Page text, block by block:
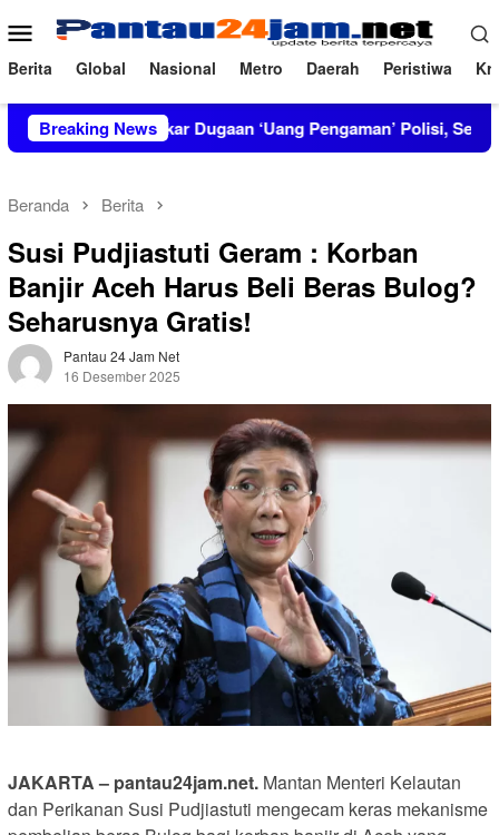
ke
konten
Menu
Mobile
Berita Global Nasional Metro Daerah Peristiwa
Breaking News
IRT Bongkar Dugaan ‘Uang Pengaman’ Polisi, Setor Rp2,5
Beranda Berita
Susi Pudjiastuti Geram : Korban
Banjir Aceh Harus Beli Beras Bulog?
Seharusnya Gratis!
Pantau 24 Jam Net
16 Desember 2025
JAKARTA – pantau24jam.net. Mantan Menteri Kelautan
dan Perikanan Susi Pudjiastuti mengecam keras mekanisme